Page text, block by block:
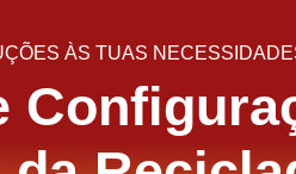
ÀS TUAS